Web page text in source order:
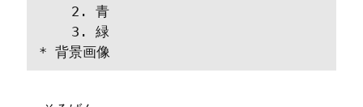
    2⁠. 青
    3⁠. 緑
* 背景画像